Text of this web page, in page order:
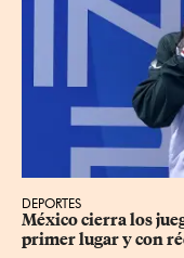
DEPORTES
México cierra los
primer lugar y con